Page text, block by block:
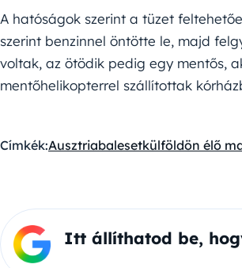
A hatóságok szerint a tüzet
szerint benzinnel öntötte le, majd
voltak, az ötödik pedig egy mentős,
mentőhelikopterrel szállítottak
Címkék:Ausztriabalesetkülföldön élő
Itt állíthatod be,